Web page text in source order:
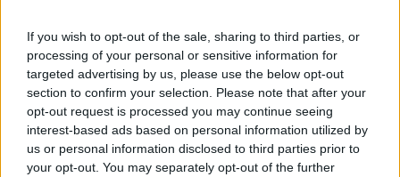
If you wish to opt-out of the sale, sharing to third parties, or
processing of your personal or sensitive information for
targeted advertising by us, please use the below opt-out
section to confirm your selection. Please note that after your
opt-out request is processed you may continue seeing
interest-based ads based on personal information utilized by
us or personal information disclosed to third parties prior to
your opt-out. You may separately opt-out of the further
Κατά την φάση της άντλησης, ο σταθμός
προβλέπεται να απορροφά ηλεκτρική ενέργεια